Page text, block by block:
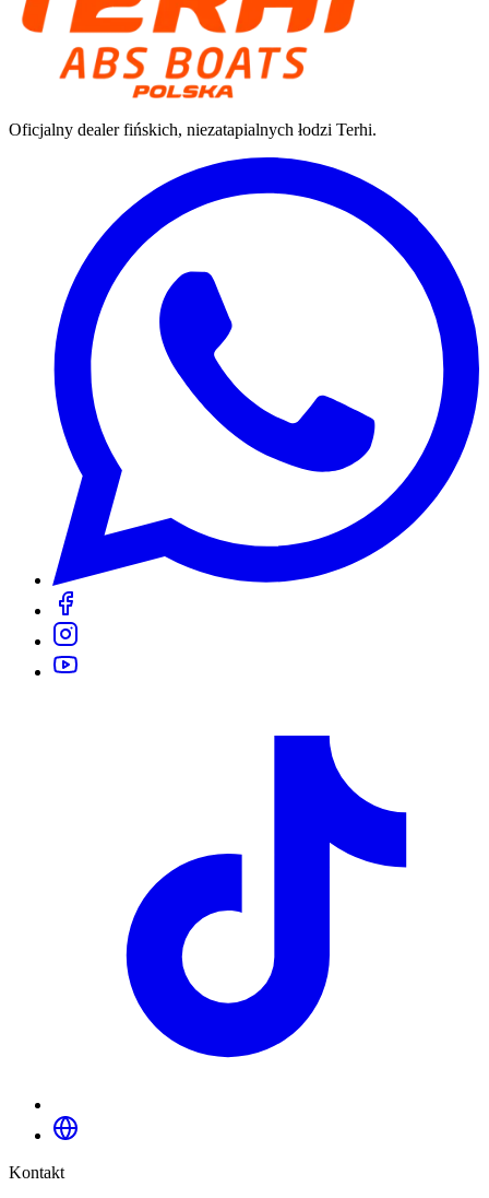
Oficjalny dealer fińskich, niezatapialnych łodzi Terhi.
Kontakt